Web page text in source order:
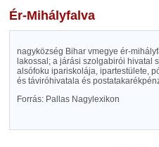
Ér-Mihályfalva
nagyközség Bihar vmegye ér-
lakossal; a járási szolgabirói hivatal
alsófoku ipariskolája, ipartestülete,
és táviróhivatala és
Forrás: Pallas Nagylexikon